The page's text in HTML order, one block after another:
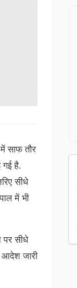
साफ तौर
गई है.
सीधे
में भी
पर सीधे
आदेश जारी